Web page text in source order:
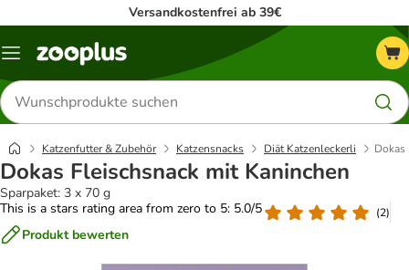
Versandkostenfrei ab 39€
Menü
Produkte
suchen
Katzenfutter & Zubehör Katzensnacks Diät Katzenleckerli
Dokas Fleischsnack mit Kaninchen
Sparpaket: 3 x 70 g
This is a stars rating area from zero to 5: 5.0/5
(2)
Produkt bewerten